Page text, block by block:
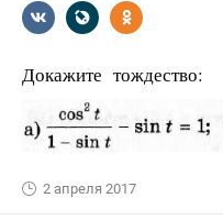
Докажите тождество:
2 апреля 2017